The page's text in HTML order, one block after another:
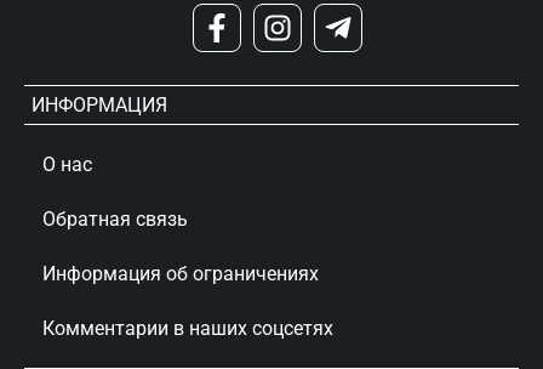
ИНФОРМАЦИЯ
О нас
Обратная связь
Информация об ограничениях
Комментарии в наших соцсетях